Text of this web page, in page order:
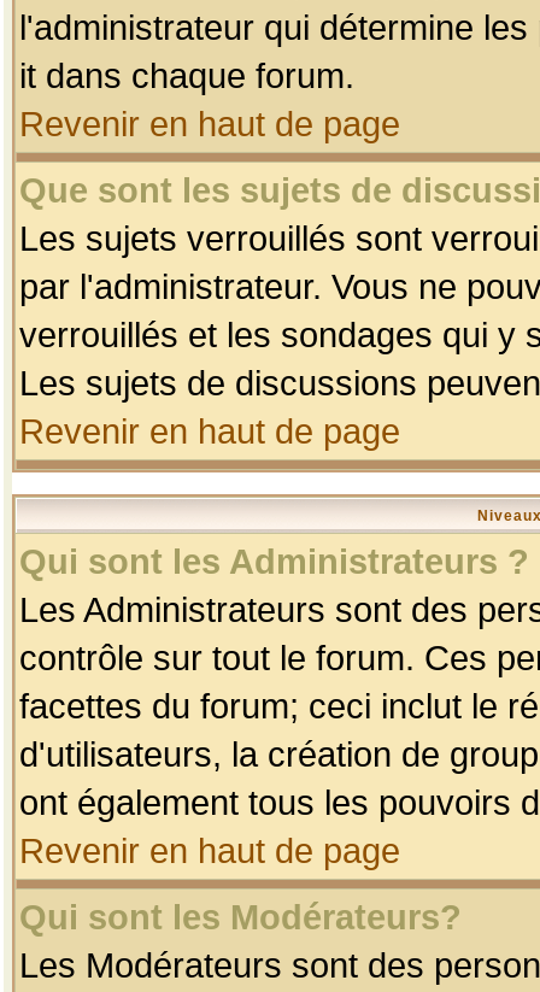
l'administrateur qui détermine
it dans chaque forum.
Revenir en haut de page
Que sont les sujets de
Les sujets verrouillés sont
par l'administrateur. Vous ne
verrouillés et les sondages qui y
Les sujets de discussions
Revenir en haut de page
Qui sont les Administrateurs ?
Les Administrateurs sont des
contrôle sur tout le forum. Ces
facettes du forum; ceci inclut le
d'utilisateurs, la création de
ont également tous les pouvoirs
Revenir en haut de page
Qui sont les Modérateurs?
Les Modérateurs sont des